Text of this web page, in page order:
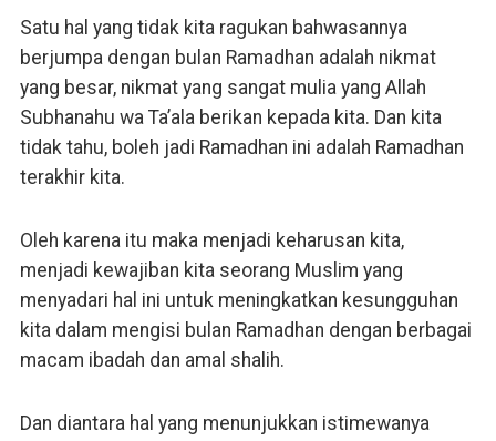
Satu hal yang tidak kita ragukan bahwasannya
berjumpa dengan bulan Ramadhan adalah nikmat
yang besar, nikmat yang sangat mulia yang Allah
Subhanahu wa Ta’ala berikan kepada kita. Dan kita
tidak tahu, boleh jadi Ramadhan ini adalah Ramadhan
terakhir kita.
Oleh karena itu maka menjadi keharusan kita,
menjadi kewajiban kita seorang Muslim yang
menyadari hal ini untuk meningkatkan kesungguhan
kita dalam mengisi bulan Ramadhan dengan berbagai
macam ibadah dan amal shalih.
Dan diantara hal yang menunjukkan istimewanya